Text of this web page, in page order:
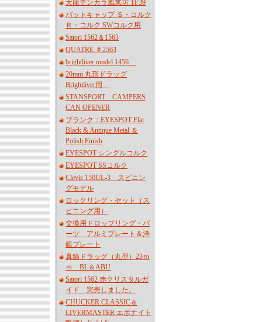
天龍テンカラ風来坊 TF39
バットキャップ Ｓ・コルク
Ｒ・コルク SWコルク用
Satori 1562＆1563
QUATRE ＃2563
brightliver model 1456
20mm 丸形ドラッグ
Brightliver用
STANSPORT CAMPERS
CAN OPENER
ブランク：EYESPOT Flat
Black & Antique Metal ＆
Polish Finish
EYESPOT シングルコルク
EYESPOT SSコルク
Clevis 150UL-3 スピニン
グモデル
ロックリング・セット（ス
ピニング用）
交換用ドロップリング・パ
ーツ アルミプレート＆洋
銀プレート
真鍮ドラッグ（丸型）23ｍ
ｍ BL＆ABU
Satori 1562 赤クリスタルガ
イド 完売しました。
CHUCKER CLASSIC＆
LIVERMASTER エボナイト